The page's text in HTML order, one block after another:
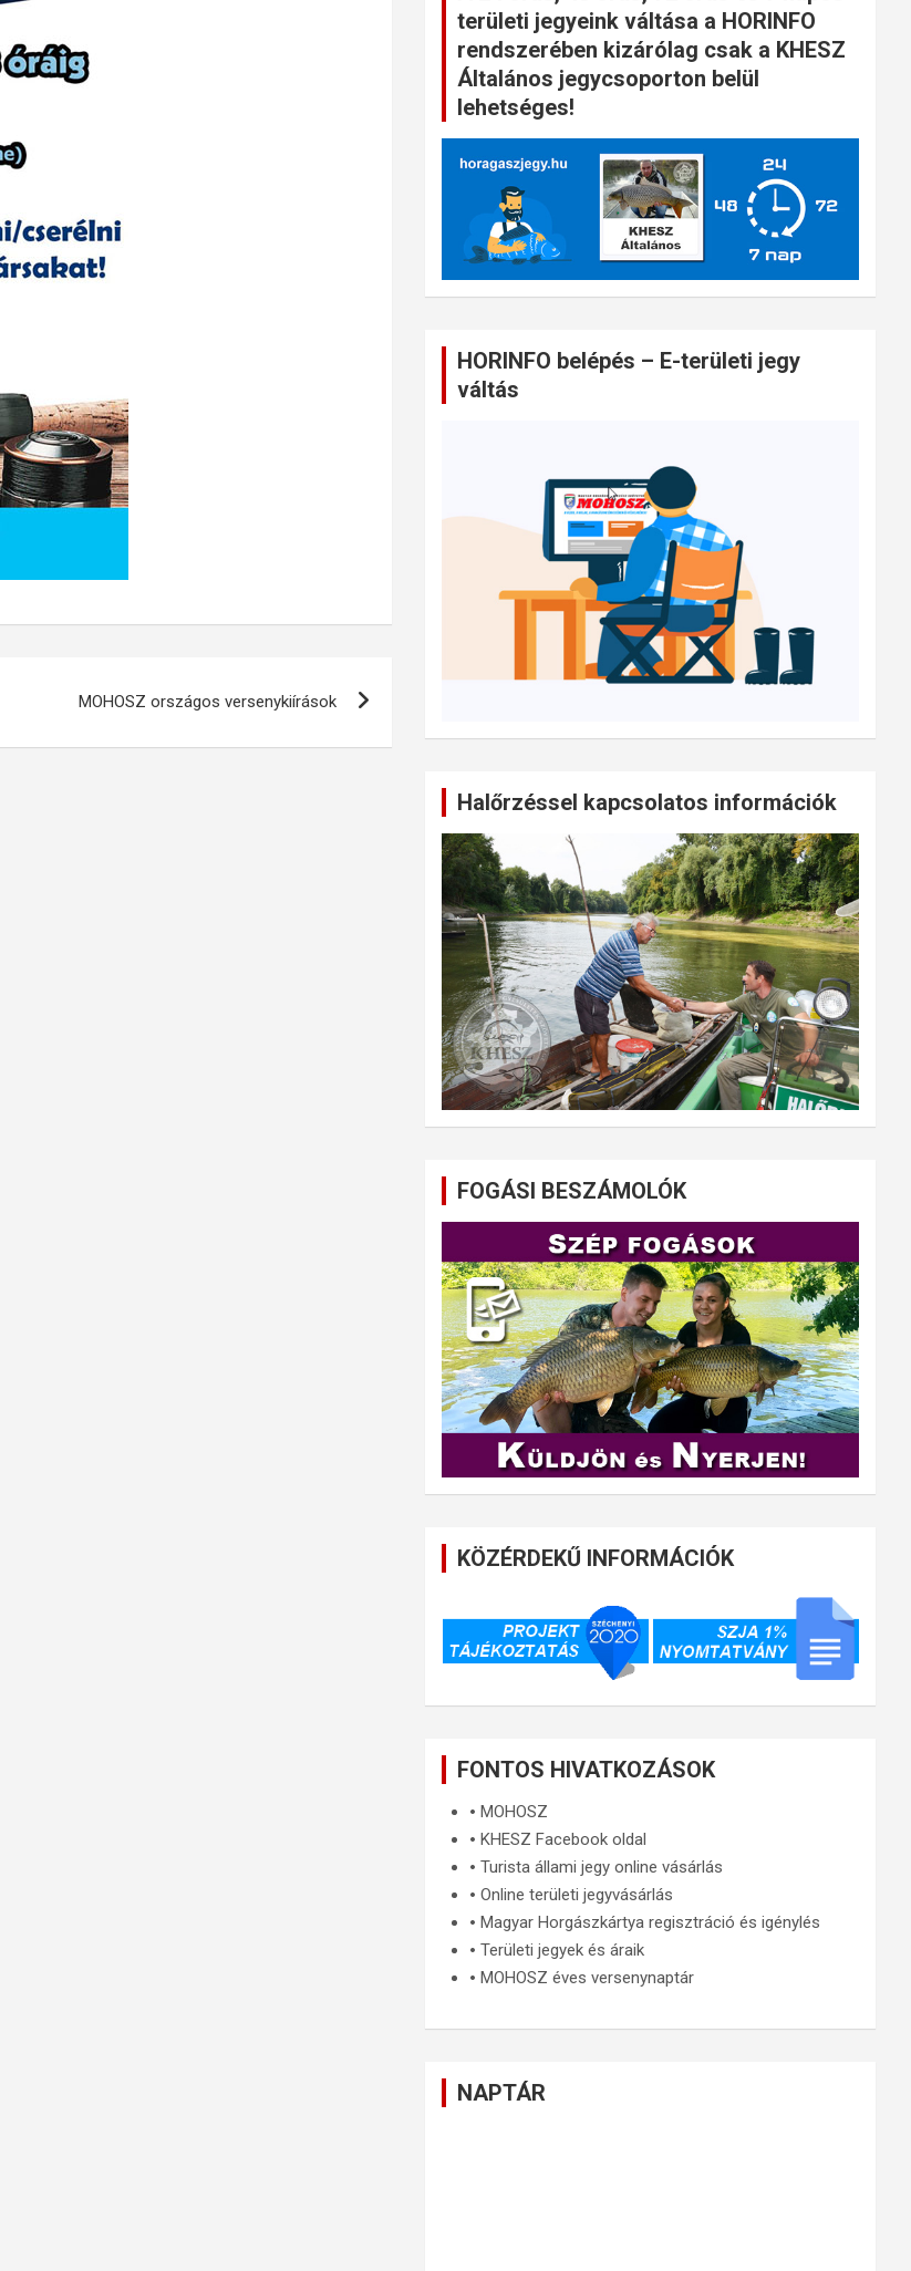
MOHOSZ országos versenykiírások
területi jegyeink váltása a HORINFO
rendszerében kizárólag csak a KHESZ
Általános jegycsoporton belül
lehetséges!
HORINFO belépés – E-területi jegy
váltás
Halőrzéssel kapcsolatos információk
FOGÁSI BESZÁMOLÓK
KÖZÉRDEKŰ INFORMÁCIÓK
FONTOS HIVATKOZÁSOK
🞄MOHOSZ
🞄KHESZ Facebook oldal
🞄Turista állami jegy online vásárlás
🞄Online területi jegyvásárlás
🞄Magyar Horgászkártya regisztráció és igénylés
🞄Területi jegyek és áraik
🞄MOHOSZ éves versenynaptár
NAPTÁR